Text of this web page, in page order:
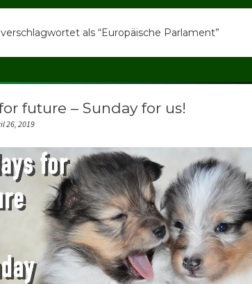
als “Europäische Parlament”
future – Sunday for us!
26, 2019